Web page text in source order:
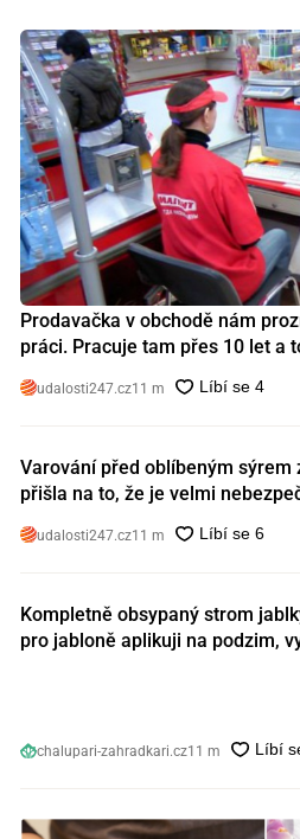
Prodavačka v obchodě nám
práci. Pracuje tam přes 10 let a
udalosti247.cz11 m
Varování před oblíbeným sýrem
přišla na to, že je velmi
udalosti247.cz11 m
Kompletně obsypaný strom
pro jabloně aplikuji na podzim,
chalupari-zahradkari.cz11 m